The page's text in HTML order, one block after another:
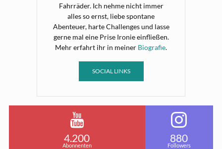
Fahrräder. Ich nehme nicht immer
alles so ernst, liebe spontane
Abenteuer, harte Challenges und lasse
gerne mal eine Prise Ironie einfließen.
Mehr erfahrt ihr in meiner Biografie.
SOCIAL LINKS
4.200
Abonnenten
880
Followers